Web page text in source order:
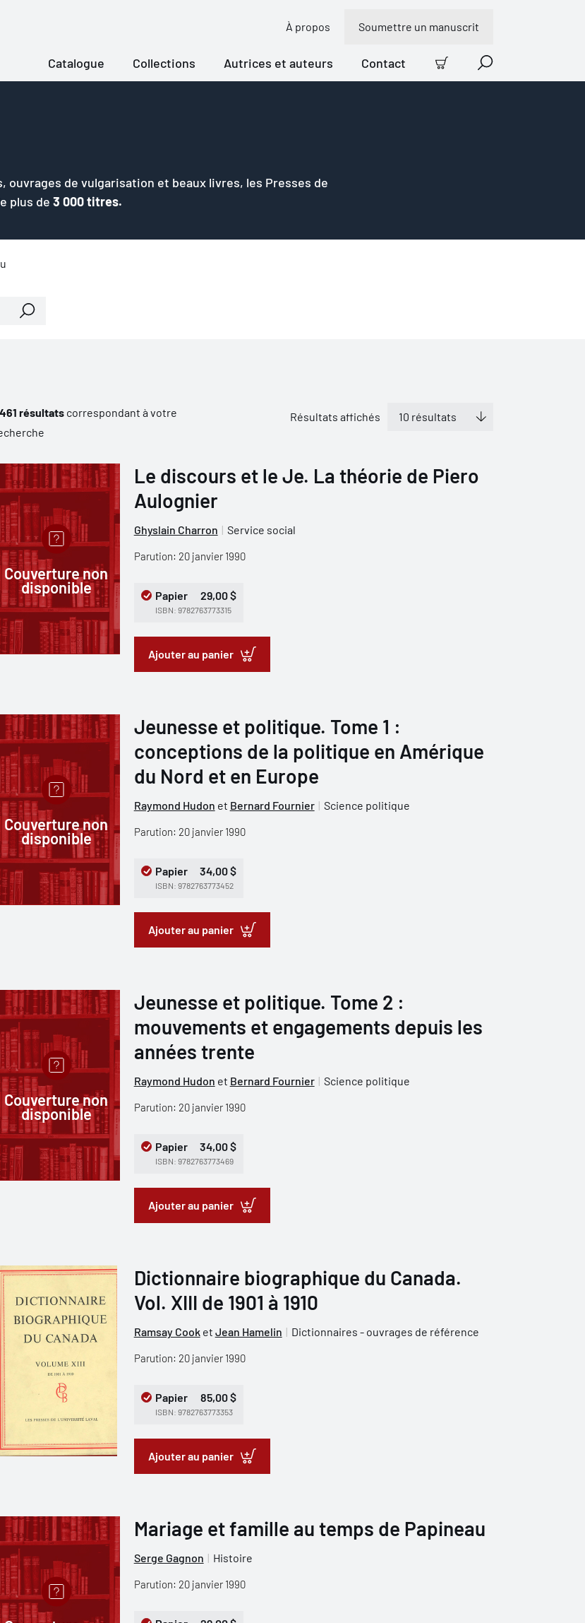
À propos Soumettre un manuscrit
Catalogue Collections Autrices et auteurs Contact
Panier Recherche
de vulgarisation et beaux livres, les Presses de
plus de 3 000 titres.
résultatscorrespondant à votre
Résultats affichés
Couverture non
disponible
Le discours et le Je. La théorie de Piero
Aulognier
Ghyslain Charron Service social
Parution: 20 janvier 1990
Papier 29,00 $
ISBN: 9782763773315
Ajouter au panier
Couverture non
disponible
Jeunesse et politique. Tome 1 :
conceptions de la politique en Amérique
du Nord et en Europe
Raymond Hudon et Bernard Fournier Science politique
Parution: 20 janvier 1990
Papier 34,00 $
ISBN: 9782763773452
Ajouter au panier
Couverture non
disponible
Jeunesse et politique. Tome 2 :
mouvements et engagements depuis les
années trente
Raymond Hudon et Bernard Fournier Science politique
Parution: 20 janvier 1990
Papier 34,00 $
ISBN: 9782763773469
Ajouter au panier
Dictionnaire biographique du Canada.
Vol. XIII de 1901 à 1910
Ramsay Cooket Jean Hamelin Dictionnaires - ouvrages de référence
Parution: 20 janvier 1990
Papier 85,00 $
ISBN: 9782763773353
Ajouter au panier
Mariage et famille au temps de Papineau
Serge Gagnon Histoire
Parution: 20 janvier 1990